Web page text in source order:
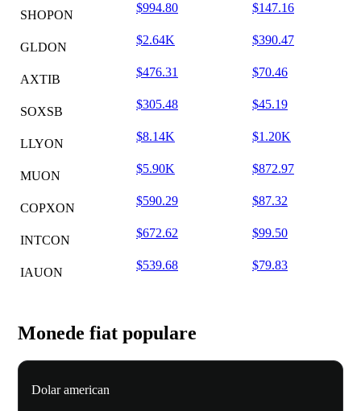
SHOPON
$994.80 $147.16
GLDON
$2.64K $390.47
AXTIB
$476.31 $70.46
SOXSB
$305.48 $45.19
LLYON
$8.14K $1.20K
MUON
$5.90K $872.97
COPXON
$590.29 $87.32
INTCON
$672.62 $99.50
IAUON
$539.68 $79.83
Monede fiat populare
Dolar american